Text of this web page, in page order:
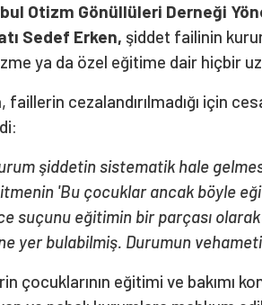
Otizm Gönüllüleri Derneği
Sedef Erken, şiddet failinin
ya da özel eğitime dair hiçbir
faillerin cezalandırılmadığı için
şiddetin sistematik hale
'Bu çocuklar ancak böyle
suçunu eğitimin bir parçası
yer bulabilmiş. Durumun
çocuklarının eğitimi ve bakımı